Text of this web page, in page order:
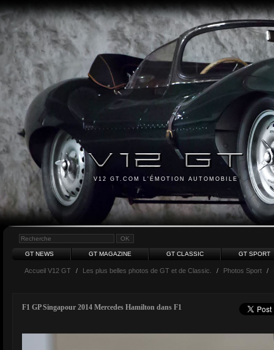
V12 GT.COM L'ÉMOTION AUTOMOBILE
GT NEWS GT MAGAZINE GT CLASSIC GT SPORT
Accueil V12 GT / Les plus belles photos de GT et de Classic. / Photos Sport /
F1 GP Singapour 2014 Mercedes Hamilton dans F1